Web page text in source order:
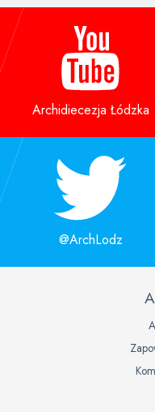
Archidiecezja Łódzka
@ArchLodz